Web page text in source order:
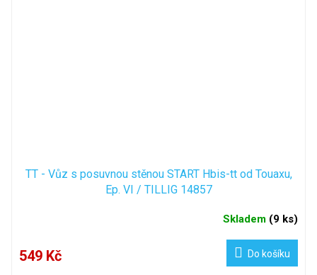
TT - Vůz s posuvnou stěnou START Hbis-tt od Touaxu,
Ep. VI / TILLIG 14857
Skladem (9 ks)
549 Kč Do košíku